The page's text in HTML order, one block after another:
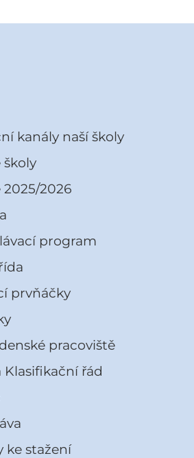
kanály naší školy
školy
2025/2026
program
prvňáčky
pracoviště
Klasifikační řád
ke stažení